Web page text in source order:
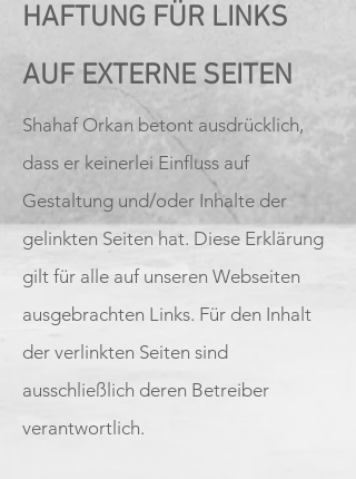
HAFTUNG FÜR LINKS
AUF EXTERNE SEITEN
Shahaf Orkan betont ausdrücklich,
dass er keinerlei Einfluss auf
Gestaltung und/oder Inhalte der
gelinkten Seiten hat. Diese Erklärung
gilt für alle auf unseren Webseiten
ausgebrachten Links. Für den Inhalt
der verlinkten Seiten sind
ausschließlich deren Betreiber
verantwortlich.